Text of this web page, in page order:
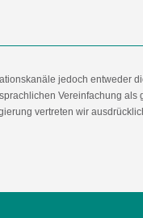
jedoch entweder
Vereinfachung als
vertreten wir